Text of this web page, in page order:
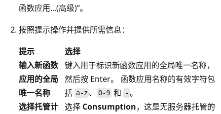
函数应用...(高级)”。
按照提示操作并提供所需信息：
提示
选择
输入新函数
应用的全局
唯一名称
键入用于标识新函数应用的全局唯一名称，
然后按 Enter。 函数应用名称的有效字符包
括 a-z 、 0-9 和 - 。
选择托管计 选择 Consumption，这是无服务器托管的